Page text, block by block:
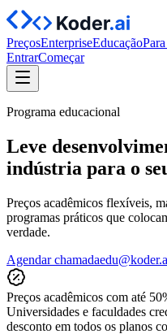
PreçosEnterpriseEducação
EntrarComeçar
Programa educacional
Leve
indústria para o
Preços acadêmicos flexíveis,
programas práticos que
verdade.
Agendar chamada
Preços acadêmicos com até
Universidades e faculdades
desconto em todos os planos